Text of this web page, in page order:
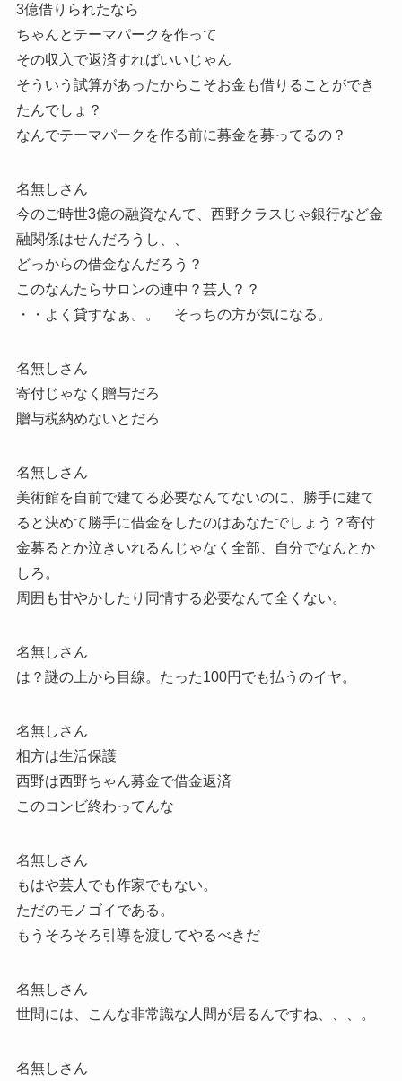
3億借りられたなら
ちゃんとテーマパークを作って
その収入で返済すればいいじゃん
そういう試算があったからこそお金も借りることができ
たんでしょ？
なんでテーマパークを作る前に募金を募ってるの？
名無しさん
今のご時世3億の融資なんて、西野クラスじゃ銀行など金
融関係はせんだろうし、、
どっからの借金なんだろう？
このなんたらサロンの連中？芸人？？
・・よく貸すなぁ。。 そっちの方が気になる。
名無しさん
寄付じゃなく贈与だろ
贈与税納めないとだろ
名無しさん
美術館を自前で建てる必要なんてないのに、勝手に建て
ると決めて勝手に借金をしたのはあなたでしょう？寄付
金募るとか泣きいれるんじゃなく全部、自分でなんとか
しろ。
周囲も甘やかしたり同情する必要なんて全くない。
名無しさん
は？謎の上から目線。たった100円でも払うのイヤ。
名無しさん
相方は生活保護
西野は西野ちゃん募金で借金返済
このコンビ終わってんな
名無しさん
もはや芸人でも作家でもない。
ただのモノゴイである。
もうそろそろ引導を渡してやるべきだ
名無しさん
世間には、こんな非常識な人間が居るんですね、、、。
名無しさん